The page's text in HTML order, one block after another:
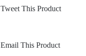
Tweet This Product
Email This Product